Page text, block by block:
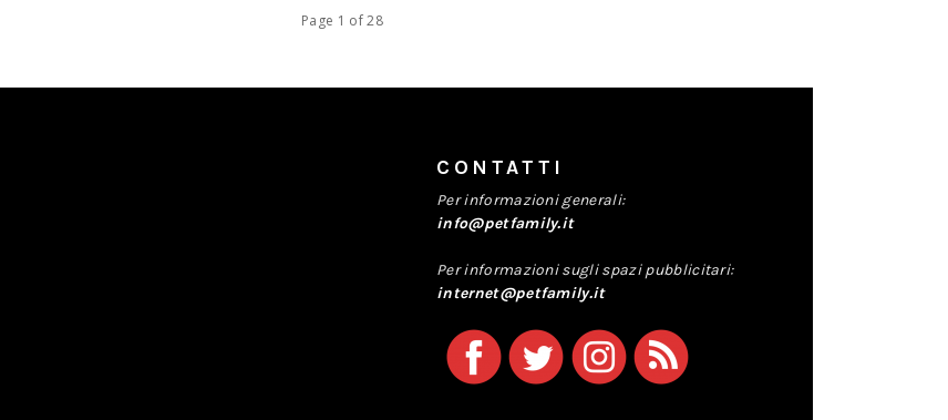
Page 1 of 28
CONTATTI
Per informazioni generali:
info@petfamily.it
Per informazioni sugli spazi pubblicitari:
internet@petfamily.it